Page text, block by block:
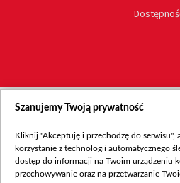
Szanujemy Twoją prywatność
Kliknij "Akceptuję i przechodzę do serwisu",
korzystanie z technologii automatycznego
dostęp do informacji na Twoim urządzeniu
przechowywanie oraz na przetwarzanie